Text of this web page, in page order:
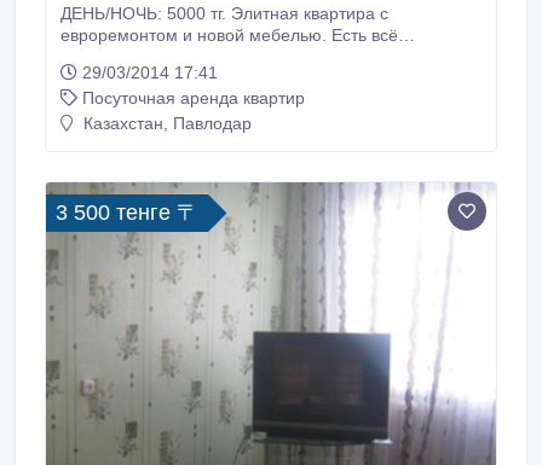
ДЕНЬ/НОЧЬ: 5000 тг. Элитная квартира с
евроремонтом и новой мебелью. Есть всё
двухспальная кровать, ЖК телевизор с USB
разъёмом и с поворотником, кабельное ТВ,
кухонный гарнитур, вся бытовая техника, телефон.
гель для душа, шампунь, тапочки.
29/03/2014 17:41
Посуточная аренда квартир
Казахстан, Павлодар
3 500 тенге 〒